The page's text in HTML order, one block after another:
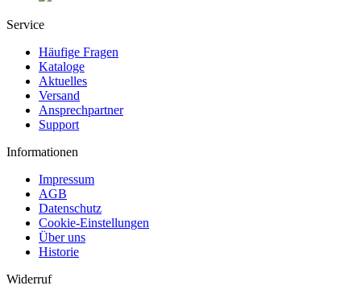
Service
Häufige Fragen
Kataloge
Aktuelles
Versand
Ansprechpartner
Support
Informationen
Impressum
AGB
Datenschutz
Cookie-Einstellungen
Über uns
Historie
Widerruf